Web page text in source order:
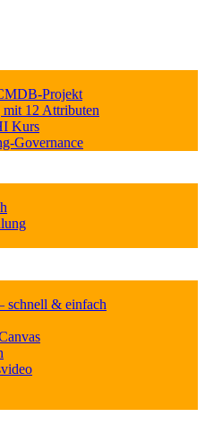
Projekt
mit 12 Attributen
Kurs
Governance
schnell & einfach